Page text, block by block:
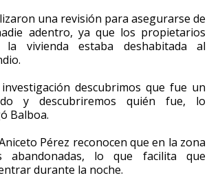
una revisión para asegurarse de
adentro, ya que los propietarios
la vivienda estaba deshabitada al
descubrimos que fue un
y descubriremos quién fue, lo
Balboa.
Pérez reconocen que en la zona
abandonadas, lo que facilita que
durante la noche.